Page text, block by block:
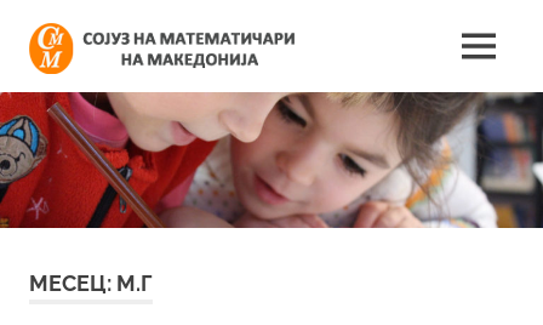
content
на
на
информации
поврзани
со
работата
на
MENU
МЕСЕЦ: М.Г